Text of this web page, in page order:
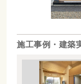
施工事例・建築